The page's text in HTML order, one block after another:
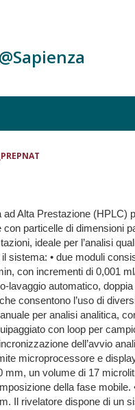
Alta Prestazione
particelle di
ideale per l’analisi
sistema: • due moduli
con incrementi di 0,001
lavaggio automatico,
consentono l’uso di
per analisi analitica,
con loop per
dell’avvio
microprocessore e
un volume di 17
della fase
Il rivelatore dispone di